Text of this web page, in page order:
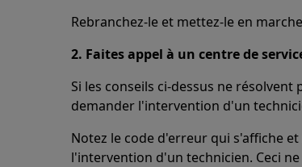
Rebranchez-le et mettez-le en
2. Faites appel à un centre de
Si les conseils ci-dessus ne
demander l'intervention d'un
Notez le code d'erreur qui s'affiche
l'intervention d'un technicien. Ceci